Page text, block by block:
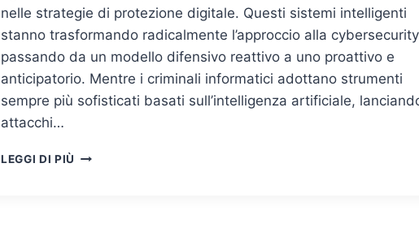
nelle strategie di protezione digitale. Questi sistemi intelligenti
stanno trasformando radicalmente l’approccio alla
passando da un modello difensivo reattivo a uno proattivo e
anticipatorio. Mentre i criminali informatici adottano strumenti
sempre più sofisticati basati sull’intelligenza artificiale,
attacchi…
LEGGI DI PIÙ AGENTI